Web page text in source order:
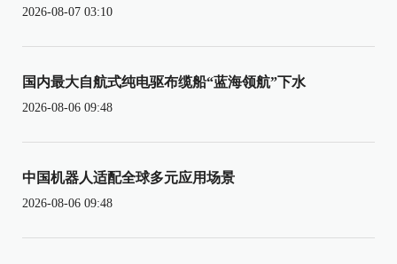
2026-08-07 03:10
国内最大自航式纯电驱布缆船“蓝海领航”下水
2026-08-06 09:48
中国机器人适配全球多元应用场景
2026-08-06 09:48